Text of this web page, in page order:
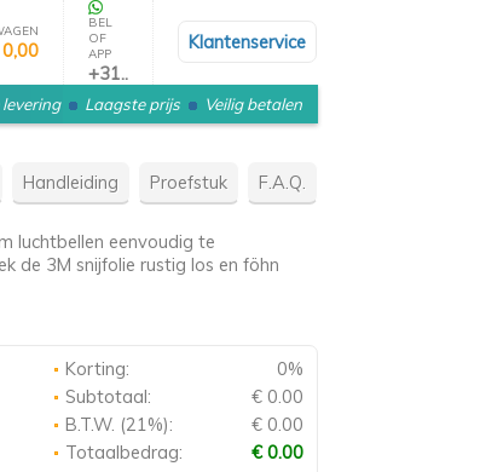
BEL
OF
APP
+31..
Klantenservice
levering Laagste prijs Veilig betalen
Handleiding Proefstuk F.A.Q.
luchtbellen eenvoudig te
de 3M snijfolie rustig los en föhn
Korting:
0%
Subtotaal:
€ 0.00
B.T.W. (21%):
€ 0.00
Totaalbedrag:
€ 0.00